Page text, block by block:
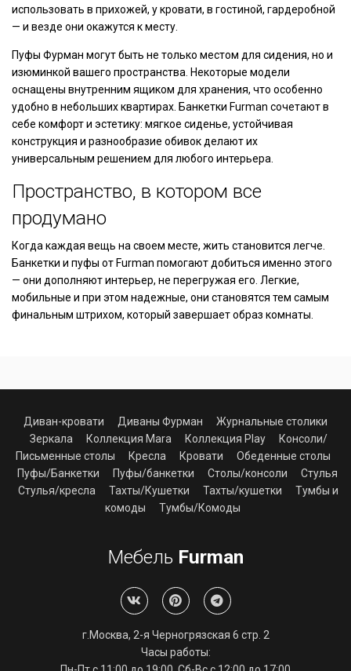
использовать в прихожей, у кровати, в гостиной, гардеробной
— и везде они окажутся к месту.
Пуфы Фурман могут быть не только местом для сидения, но и
изюминкой вашего пространства. Некоторые модели
оснащены внутренним ящиком для хранения, что особенно
удобно в небольших квартирах. Банкетки Furman сочетают в
себе комфорт и эстетику: мягкое сиденье, устойчивая
конструкция и разнообразие обивок делают их
универсальным решением для любого интерьера.
Пространство, в котором все
продумано
Когда каждая вещь на своем месте, жить становится легче.
Банкетки и пуфы от Furman помогают добиться именно этого
— они дополняют интерьер, не перегружая его. Легкие,
мобильные и при этом надежные, они становятся тем самым
финальным штрихом, который завершает образ комнаты.
Диван-кровати Диваны Фурман
Журнальные столики
Зеркала
Коллекция Mara Коллекция Play
Консоли/
Письменные столы
Кресла Кровати
Обеденные столы
Пуфы/Банкетки
Пуфы/банкетки Столы/консоли
Стулья
Стулья/кресла
Тахты/Кушетки Тахты/кушетки
Тумбы и
комоды
Тумбы/Комоды
Мебель Furman
г.Москва, 2-я Черногрязская 6 стр. 2
Часы работы: